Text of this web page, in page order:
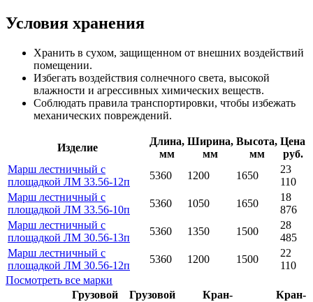
Условия хранения
Хранить в сухом, защищенном от внешних воздействий
помещении.
Избегать воздействия солнечного света, высокой
влажности и агрессивных химических веществ.
Соблюдать правила транспортировки, чтобы избежать
механических повреждений.
Изделие
Длина,
мм
Ширина,
мм
Высота,
мм
Цена
руб.
Марш лестничный с
площадкой ЛМ 33.56-12п
5360 1200 1650
23
110
Марш лестничный с
площадкой ЛМ 33.56-10п
5360 1050 1650
18
876
Марш лестничный с
площадкой ЛМ 30.56-13п
5360 1350 1500
28
485
Марш лестничный с
площадкой ЛМ 30.56-12п
5360 1200 1500
22
110
Посмотреть все марки
Грузовой
Грузовой
Кран-
Кран-